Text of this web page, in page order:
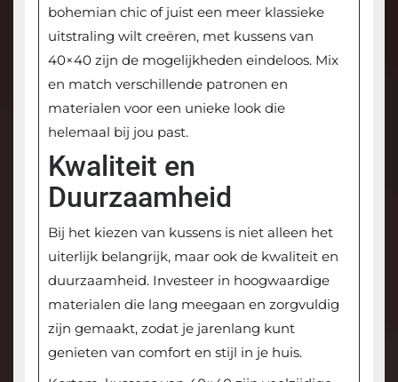
bohemian chic of juist een meer klassieke
uitstraling wilt creëren, met kussens van
40×40 zijn de mogelijkheden eindeloos. Mix
en match verschillende patronen en
materialen voor een unieke look die
helemaal bij jou past.
Kwaliteit en
Duurzaamheid
Bij het kiezen van kussens is niet alleen het
uiterlijk belangrijk, maar ook de kwaliteit en
duurzaamheid. Investeer in hoogwaardige
materialen die lang meegaan en zorgvuldig
zijn gemaakt, zodat je jarenlang kunt
genieten van comfort en stijl in je huis.